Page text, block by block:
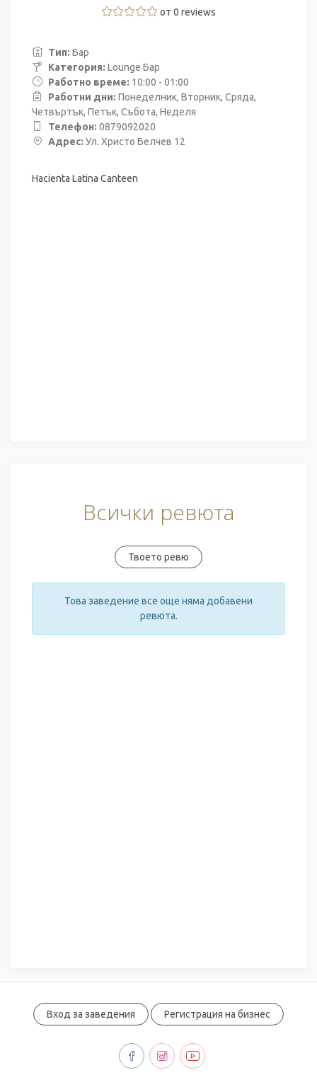
от 0 reviews
Тип: Бар
Категория: Lounge Бар
Работно време: 10:00 - 01:00
Работни дни: Понеделник, Вторник, Сряда,
Четвъртък, Петък, Събота, Неделя
Телефон: 0879092020
Адрес: Ул. Христо Белчев 12
Hacienta Latina Canteen
Всички ревюта
Твоето ревю
Това заведение все още няма добавени
ревюта.
Вход за заведения Регистрация на бизнес